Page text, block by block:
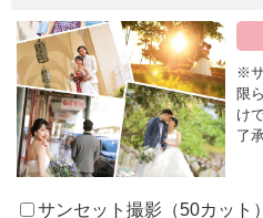
※
限
け
了
サンセット撮影（50カット）